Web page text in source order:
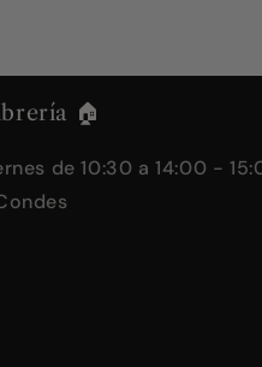
🏠
de 10:30 a 14:00 -